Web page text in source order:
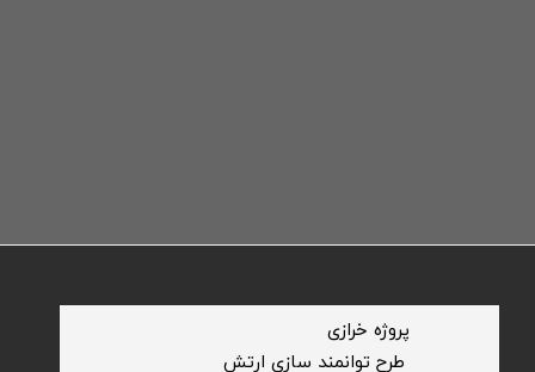
​طرح توانمند سازی ارتش
​پروژه خرازی